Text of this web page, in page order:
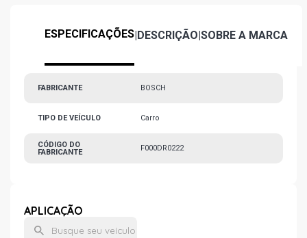
ESPECIFICAÇÕES|DESCRIÇÃO|SOBRE A MARCA
FABRICANTE BOSCH
TIPO DE VEÍCULO Carro
CÓDIGO DO
FABRICANTE
F000DR0222
APLICAÇÃO